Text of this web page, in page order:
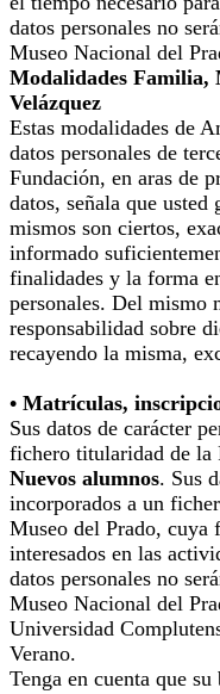
datos personales no
Museo Nacional del
Modalidades Familia,
Velázquez
Estas modalidades de
datos personales de
Fundación, en aras de
datos, señala que
mismos son ciertos,
informado
finalidades y la forma
personales. Del mismo
responsabilidad sobre
recayendo la misma,
• Matrículas,
Sus datos de carácter
fichero titularidad de la
Nuevos alumnos. Sus
incorporados a un
Museo del Prado, cuya
interesados en las
datos personales no
Museo Nacional del
Universidad
Verano.
Tenga en cuenta que